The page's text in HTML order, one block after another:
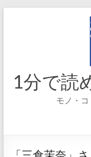
1分で読
モノ・